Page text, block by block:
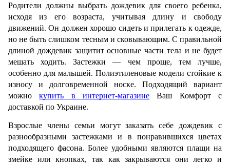
Родители должны выбрать дождевик для своего ребенка,
исходя из его возраста, учитывая длину и свободу
движений. Он должен хорошо сидеть и прилегать к одежде,
но не быть слишком тесным и сковывающим. С правильной
длиной дождевик защитит основные части тела и не будет
мешать ходить. Застежки — чем проще, тем лучше,
особенно для малышей. Полиэтиленовые модели стойкие к
износу и долговременной носке. Подходящий вариант
можно купить в интернет-магазине Ваш Комфорт с
доставкой по Украине.
Взрослые члены семьи могут заказать себе дождевик с
разнообразными застежками и в понравившихся цветах
подходящего фасона. Более удобными являются плащи на
змейке или кнопках, так как закрываются они легко и